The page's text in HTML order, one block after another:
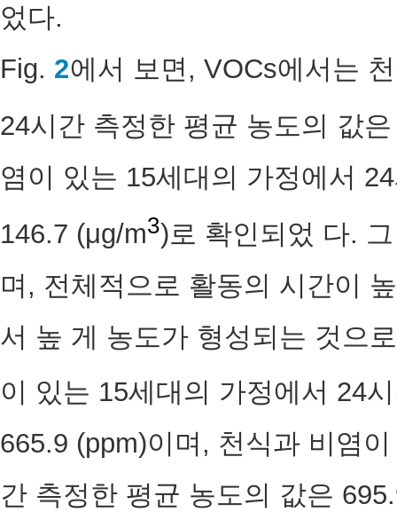
었다.
Fig. 2에서 보면, VOCs에서는
24시간 측정한 평균 농도의 값
염이 있는 15세대의 가정에서
146.7 (μg/m3)로 확인되었 다.
며, 전체적으로 활동의 시간이
서 높 게 농도가 형성되는 것으
이 있는 15세대의 가정에서 24
665.9 (ppm)이며, 천식과 비염
간 측정한 평균 농도의 값은